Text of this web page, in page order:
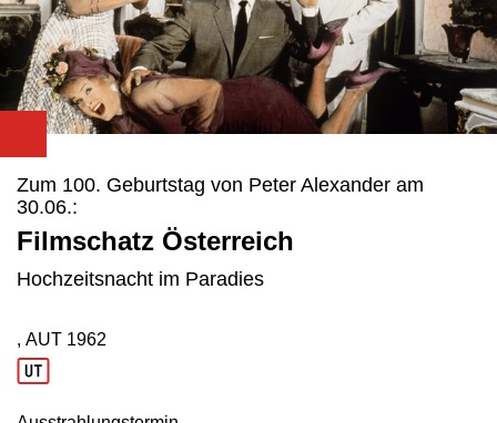
Zum 100. Geburtstag von Peter Alexander am
30.06.:
Filmschatz Österreich
Hochzeitsnacht im Paradies
Produktionsland: AUT
, AUT
Produktionsjahr: 1962
1962